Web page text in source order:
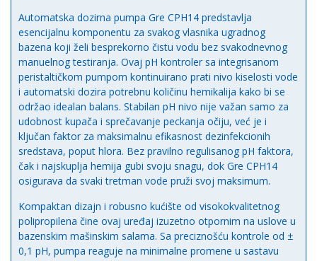
Automatska dozirna pumpa Gre CPH14 predstavlja
esencijalnu komponentu za svakog vlasnika ugradnog
bazena koji želi besprekorno čistu vodu bez svakodnevnog
manuelnog testiranja. Ovaj pH kontroler sa integrisanom
peristaltičkom pumpom kontinuirano prati nivo kiselosti vode
i automatski dozira potrebnu količinu hemikalija kako bi se
održao idealan balans. Stabilan pH nivo nije važan samo za
udobnost kupača i sprečavanje peckanja očiju, već je i
ključan faktor za maksimalnu efikasnost dezinfekcionih
sredstava, poput hlora. Bez pravilno regulisanog pH faktora,
čak i najskuplja hemija gubi svoju snagu, dok Gre CPH14
osigurava da svaki tretman vode pruži svoj maksimum.
Kompaktan dizajn i robusno kućište od visokokvalitetnog
polipropilena čine ovaj uređaj izuzetno otpornim na uslove u
bazenskim mašinskim salama. Sa preciznošću kontrole od ±
0,1 pH, pumpa reaguje na minimalne promene u sastavu